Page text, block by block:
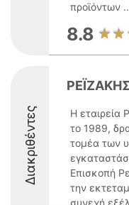
προϊόντων
8.8
Διακριθέντες
ΡΕΪΖΑΚΗΣ
Η εταιρεία
το 1989,
τομέα των
Επισκοπή
την
συνεχή